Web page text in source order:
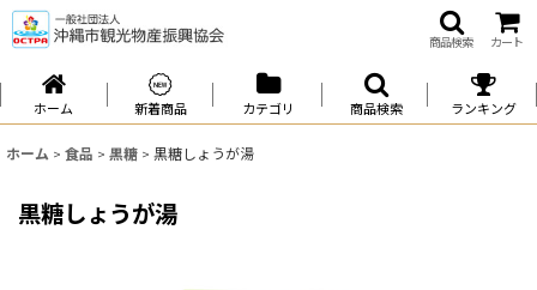
商品検索 カート
ホーム 新着商品 カテゴリ 商品検索 ランキング
ホーム > 食品 > 黒糖 > 黒糖しょうが湯
黒糖しょうが湯